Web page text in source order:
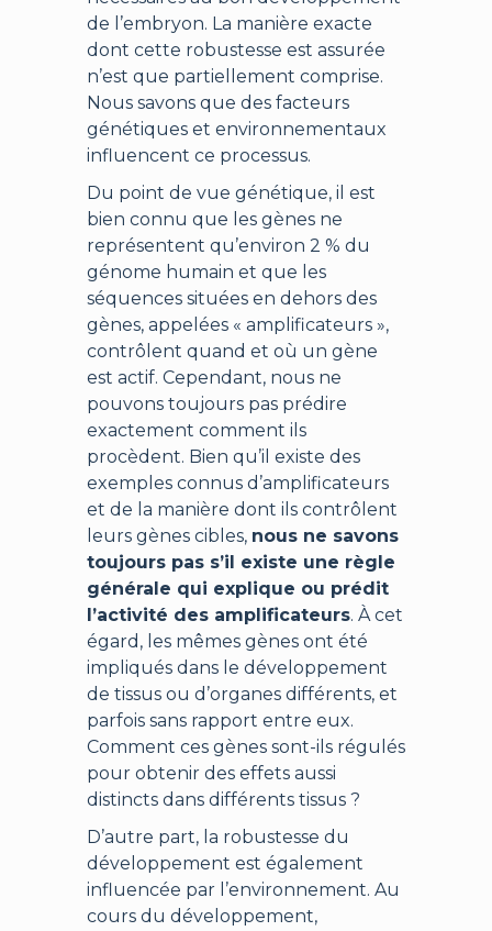
de l’embryon. La manière exacte
dont cette robustesse est assurée
n’est que partiellement comprise.
Nous savons que des facteurs
génétiques et environnementaux
influencent ce processus.
Du point de vue génétique, il est
bien connu que les gènes ne
représentent qu’environ 2 % du
génome humain et que les
séquences situées en dehors des
gènes, appelées « amplificateurs »,
contrôlent quand et où un gène
est actif. Cependant, nous ne
pouvons toujours pas prédire
exactement comment ils
procèdent. Bien qu’il existe des
exemples connus d’amplificateurs
et de la manière dont ils contrôlent
leurs gènes cibles, nous ne savons
toujours pas s’il existe une règle
générale qui explique ou prédit
l’activité des amplificateurs. À cet
égard, les mêmes gènes ont été
impliqués dans le développement
de tissus ou d’organes différents, et
parfois sans rapport entre eux.
Comment ces gènes sont-ils régulés
pour obtenir des effets aussi
distincts dans différents tissus ?
D’autre part, la robustesse du
développement est également
influencée par l’environnement. Au
cours du développement,